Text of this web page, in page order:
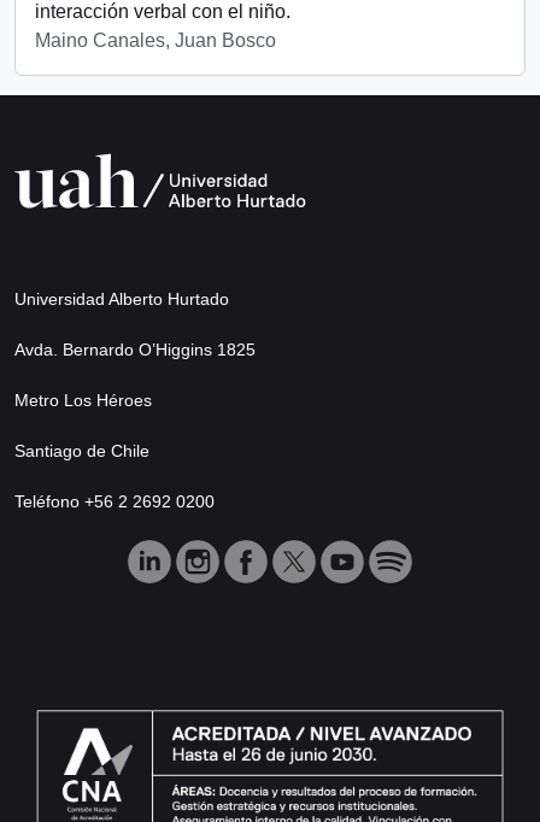
interacción verbal con el niño.
Maino Canales, Juan Bosco
Universidad Alberto Hurtado
Avda. Bernardo O’Higgins 1825
Metro Los Héroes
Santiago de Chile
Teléfono +56 2 2692 0200